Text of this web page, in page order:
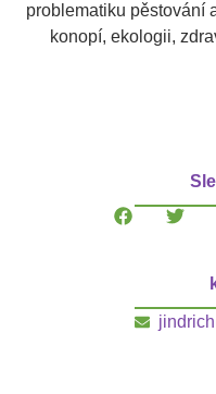
problematiku pěstování
konopí, ekologii,